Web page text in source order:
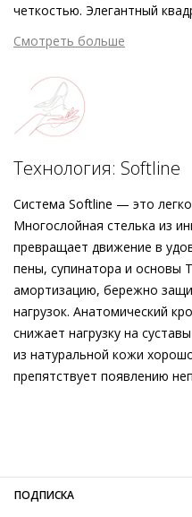
Затем по 6 747 ₽ раз в 2
Подробнее о сервисе
четкостью. Элегантный
пряжкой придает дизайну
кожей блочный каблук
обеспечивает приятный
походку. Классические
которые подходят как для
элегантного вечернего
способом в Европе, туфли
сопровождать вас на
Смотреть больше
Технология: Softline
Система Softline — это
Многослойная стелька из
превращает движение в
пены, супинатора и основы
амортизацию, бережно
нагрузок. Анатомический
снижает нагрузку на
из натуральной кожи
препятствует появлению
Материал подошвы
Высота каблука
ПОДПИСКА